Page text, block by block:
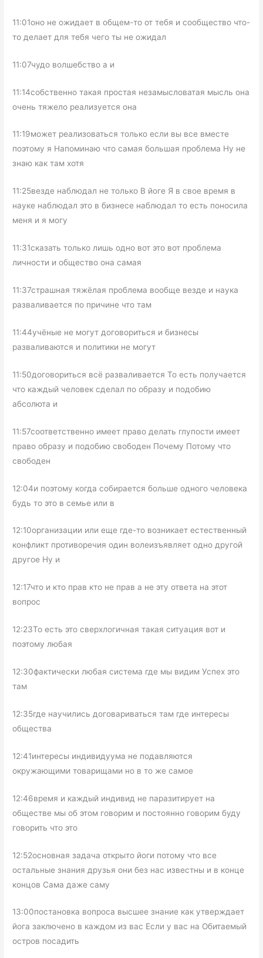
11:01оно не ожидает в общем-то от тебя и сообщество что-
то делает для тебя чего ты не ожидал
11:07чудо волшебство а и
11:14собственно такая простая незамысловатая мысль она
очень тяжело реализуется она
11:19может реализоваться только если вы все вместе
поэтому я Напоминаю что самая большая проблема Ну не
знаю как там хотя
11:25везде наблюдал не только В йоге Я в свое время в
науке наблюдал это в бизнесе наблюдал то есть поносила
меня и я могу
11:31сказать только лишь одно вот это вот проблема
личности и общество она самая
11:37страшная тяжёлая проблема вообще везде и наука
разваливается по причине что там
11:44учёные не могут договориться и бизнесы
разваливаются и политики не могут
11:50договориться всё разваливается То есть получается
что каждый человек сделал по образу и подобию
абсолюта и
11:57соответственно имеет право делать глупости имеет
право образу и подобию свободен Почему Потому что
свободен
12:04и поэтому когда собирается больше одного человека
будь то это в семье или в
12:10организации или еще где-то возникает естественный
конфликт противоречия один волеизъявляет одно другой
другое Ну и
12:17что и кто прав кто не прав а не эту ответа на этот
вопрос
12:23То есть это сверхлогичная такая ситуация вот и
поэтому любая
12:30фактически любая система где мы видим Успех это
там
12:35где научились договариваться там где интересы
общества
12:41интересы индивидуума не подавляются
окружающими товарищами но в то же самое
12:46время и каждый индивид не паразитирует на
обществе мы об этом говорим и постоянно говорим буду
говорить что это
12:52основная задача открыто йоги потому что все
остальные знания друзья они без нас известны и в конце
концов Сама даже саму
13:00постановка вопроса высшее знание как утверждает
йога заключено в каждом из вас Если у вас на Обитаемый
остров посадить